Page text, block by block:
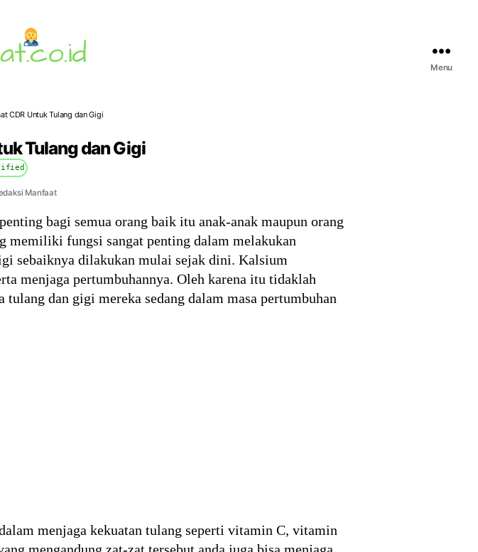
Menu
CDR Untuk Tulang dan Gigi
Tulang dan Gigi
Manfaat
bagi semua orang baik itu anak-anak maupun orang
memiliki fungsi sangat penting dalam melakukan
sebaiknya dilakukan mulai sejak dini. Kalsium
menjaga pertumbuhannya. Oleh karena itu tidaklah
dan gigi mereka sedang dalam masa pertumbuhan
menjaga kekuatan tulang seperti vitamin C, vitamin